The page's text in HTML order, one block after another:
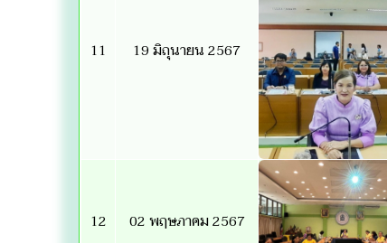
11 19 มิถุนายน 2567
12 02 พฤษภาคม 2567